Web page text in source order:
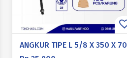
ANGKUR TIPE L 5/8 X 350 X 70